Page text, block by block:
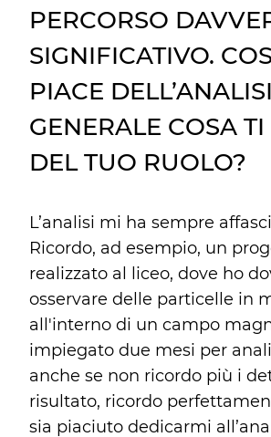
PERCORSO
SIGNIFICATIVO.
PIACE
GENERALE COSA
DEL TUO RUOLO?
L’analisi mi ha sempre
Ricordo, ad esempio, un
realizzato al liceo, dove ho
osservare delle particelle in
all'interno di un campo
impiegato due mesi per
anche se non ricordo più i
risultato, ricordo
sia piaciuto dedicarmi